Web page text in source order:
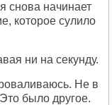
снова начинает
которое сулило
ни на секунду.
Не в
было другое.